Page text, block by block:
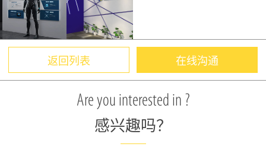
返回列表 在线沟通
Are you interested in ?
感兴趣吗？